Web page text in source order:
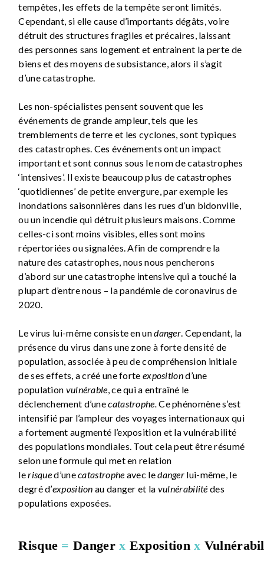
tempêtes, les effets de la tempête seront limités.
Cependant, si elle cause d’importants dégâts, voire
détruit des structures fragiles et précaires, laissant
des personnes sans logement et entrainent la perte de
biens et des moyens de subsistance, alors il s’agit
d’une catastrophe.
Les non-spécialistes pensent souvent que les
événements de grande ampleur, tels que les
tremblements de terre et les cyclones, sont typiques
des catastrophes. Ces événements ont un impact
important et sont connus sous le nom de catastrophes
‘intensives’. Il existe beaucoup plus de catastrophes
‘quotidiennes’ de petite envergure, par exemple les
inondations saisonnières dans les rues d’un bidonville,
ou un incendie qui détruit plusieurs maisons. Comme
celles-ci sont moins visibles, elles sont moins
répertoriées ou signalées. Afin de comprendre la
nature des catastrophes, nous nous pencherons
d’abord sur une catastrophe intensive qui a touché la
plupart d’entre nous – la pandémie de coronavirus de
2020.
Le virus lui-même consiste en undanger . Cependant, la
présence du virus dans une zone à forte densité de
population, associée à peu de compréhension initiale
de ses effets, a créé une forte expositiond’une
population vulnérable , ce qui a entraîné le
déclenchement d’unecatastrophe.Ce phénomène s’est
intensifié par l’ampleur des voyages internationaux qui
a fortement augmenté l’exposition et la vulnérabilité
des populations mondiales. Tout cela peut être résumé
selon une formule qui met en relation
lerisqued’unecatastrophe avec ledanger lui-même, le
degré d’exposition au danger et la vulnérabilité des
populations exposées.
Risque = Dangerx Expositionx